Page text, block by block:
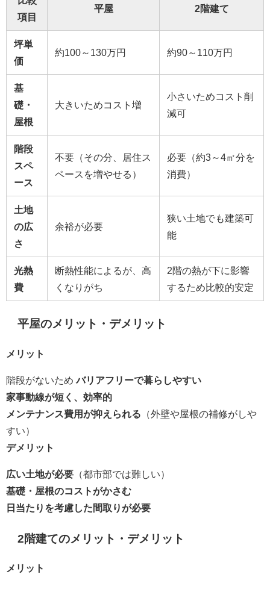
項目
平屋 2階建て
坪単
価
約100～130万円 約90～110万円
基
礎・
屋根
大きいためコスト増
小さいためコスト削
減可
階段
スペ
ース
不要（その分、居住ス
ペースを増やせる）
必要（約3～4㎡分を
消費）
土地
の広
さ
余裕が必要
狭い土地でも建築可
能
光熱
費
断熱性能によるが、高
くなりがち
2階の熱が下に影響
するため比較的安定
平屋のメリット・デメリット
メリット
階段がないため バリアフリーで暮らしやすい
家事動線が短く、効率的
メンテナンス費用が抑えられる （外壁や屋根の補修がしや
すい）
デメリット
広い土地が必要 （都市部では難しい）
基礎・屋根のコストがかさむ
日当たりを考慮した間取りが必要
2階建てのメリット・デメリット
メリット